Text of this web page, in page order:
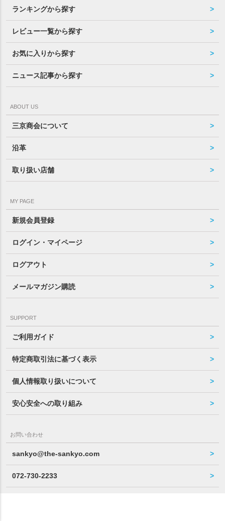
ランキングから探す
レビュー一覧から探す
お気に入りから探す
ニュース記事から探す
ABOUT US
三京商会について
沿革
取り扱い店舗
MY PAGE
新規会員登録
ログイン・マイページ
ログアウト
メールマガジン購読
SUPPORT
ご利用ガイド
特定商取引法に基づく表示
個人情報取り扱いについて
安心安全への取り組み
お問い合わせ
sankyo@the-sankyo.com
072-730-2233